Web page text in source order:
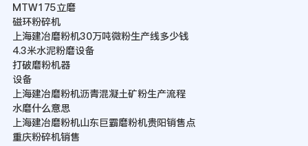
MTW175立磨
磁环粉碎机
上海建冶磨粉机30万吨微粉生产线多少钱
4.3米水泥粉磨设备
打破磨粉机器
设备
上海建冶磨粉机沥青混凝土矿粉生产流程
水磨什么意思
上海建冶磨粉机山东巨霸磨粉机贵阳销售点
重庆粉碎机销售